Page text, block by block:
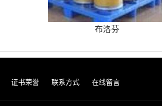
布洛芬
证书荣誉 联系方式 在线留言